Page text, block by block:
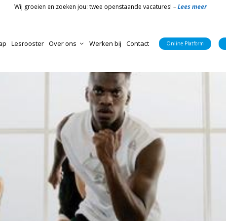
Wij groeien en zoeken jou: twee openstaande vacatures! –Lees meer
Online Platform
Bedrijfsvitaliteit
CivitaS Small group training
Groepslessen Marknesse
Livestream
Lesrooster Over ons
Algemene voorwaarden
Bedrijfsvitaliteit
CivitaS Meppel
CivitaS Marknesse
Werken bij Contact Online Platform